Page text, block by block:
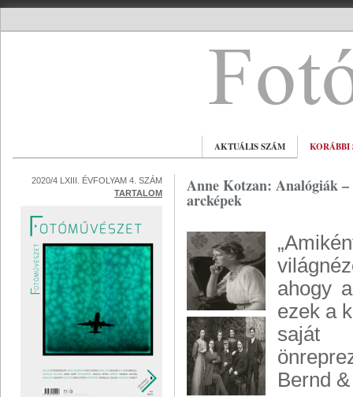
AKTUÁLIS SZÁM KORÁBBI
2020/4 LXIII. ÉVFOLYAM 4. SZÁM
TARTALOM
Anne Kotzan: Analógiák
arcképek
ahogy
ezek a
saját
Bernd